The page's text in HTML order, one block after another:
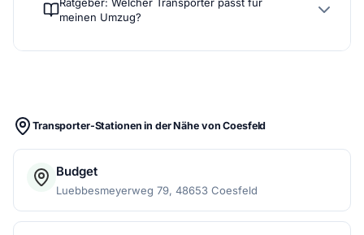
meinen Umzug?
Transporter-Stationen in der Nähe von Coesfeld
Budget
Luebbesmeyerweg 79, 48653 Coesfeld